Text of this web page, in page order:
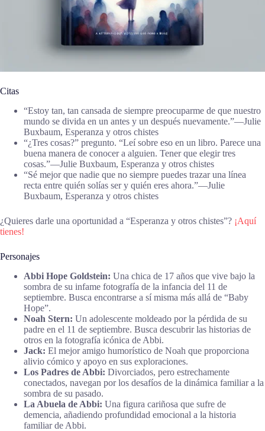
Citas
“Estoy tan, tan cansada de siempre preocuparme de que nuestro
mundo se divida en un antes y un después nuevamente.”―Julie
Buxbaum, Esperanza y otros chistes
“¿Tres cosas?” pregunto. “Leí sobre eso en un libro. Parece una
buena manera de conocer a alguien. Tener que elegir tres
cosas.”―Julie Buxbaum, Esperanza y otros chistes
“Sé mejor que nadie que no siempre puedes trazar una línea
recta entre quién solías ser y quién eres ahora.”―Julie
Buxbaum, Esperanza y otros chistes
¿Quieres darle una oportunidad a “Esperanza y otros chistes”? ¡Aquí
tienes!
Personajes
Abbi Hope Goldstein: Una chica de 17 años que vive bajo la
sombra de su infame fotografía de la infancia del 11 de
septiembre. Busca encontrarse a sí misma más allá de “Baby
Hope”.
Noah Stern: Un adolescente moldeado por la pérdida de su
padre en el 11 de septiembre. Busca descubrir las historias de
otros en la fotografía icónica de Abbi.
Jack: El mejor amigo humorístico de Noah que proporciona
alivio cómico y apoyo en sus exploraciones.
Los Padres de Abbi: Divorciados, pero estrechamente
conectados, navegan por los desafíos de la dinámica familiar a la
sombra de su pasado.
La Abuela de Abbi: Una figura cariñosa que sufre de
demencia, añadiendo profundidad emocional a la historia
familiar de Abbi.